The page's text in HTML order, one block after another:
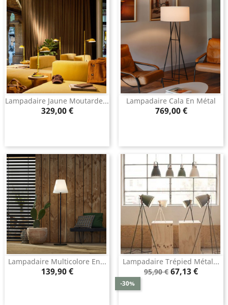
Lampadaire Jaune Moutarde...
Prix
329,00 €
Lampadaire Cala En Métal
Prix
769,00 €
Lampadaire Multicolore En...
Prix
139,90 €
Lampadaire Trépied Métal...
Prix
95,90 €
-30%
Prix
67,13 €